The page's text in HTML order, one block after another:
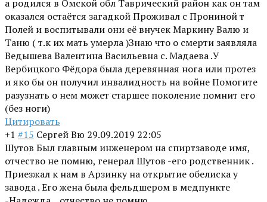
а родился в Омской обл Таврический район как он там
оказался остаётся загадкой Проживал с Прониной т
Полей и воспитывали они её внучек Маркину Валю и
Таню ( т.к их мать умерла )Знаю что о смерти заявляла
Ведышева Валентина Васильевна с. Мадаева .У
Вербицкого Фёдора была деревянная нога или протез
и яко бы он получил инвалидность на войне Помогите
разузнать о нем может старшее поколение помнит его
(без ноги)
Цитировать
+1 #15 Сергей Вю 29.09.2019 22:05
Шутов Был главным инженером на спиртзаводе имя,
отчество не помню, генерал Шутов -его родственник .
Приезжал к нам в Арзинку на открытие обелиска у
завода . Его жена была фельдшером в медпункте